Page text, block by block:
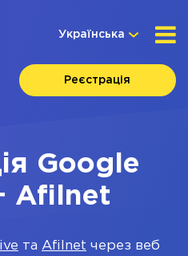
Українська
Реєстрація
Google
Afilnet
та Afilnet через веб